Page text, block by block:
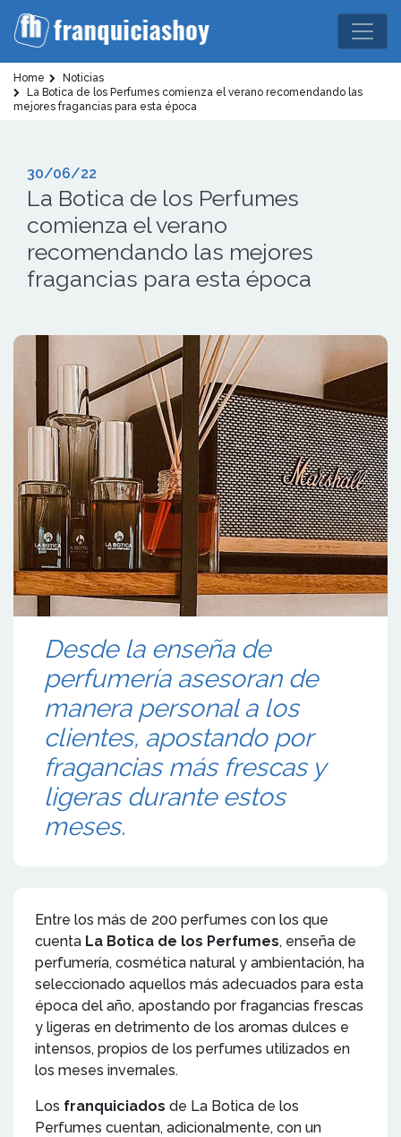
Home
Noticias
La Botica de los Perfumes comienza el verano recomendando las
mejores fragancias para esta época
30/06/22
La Botica de los Perfumes
comienza el verano
recomendando las mejores
fragancias para esta época
Desde la enseña de
perfumería asesoran de
manera personal a los
clientes, apostando por
fragancias más frescas y
ligeras durante estos
meses.
Entre los más de 200 perfumes con los que
cuenta La Botica de los Perfumes, enseña de
perfumería, cosmética natural y ambientación, ha
seleccionado aquellos más adecuados para esta
época del año, apostando por fragancias frescas
y ligeras en detrimento de los aromas dulces e
intensos, propios de los perfumes utilizados en
los meses invernales.
Los franquiciados de La Botica de los
Perfumes cuentan, adicionalmente, con un